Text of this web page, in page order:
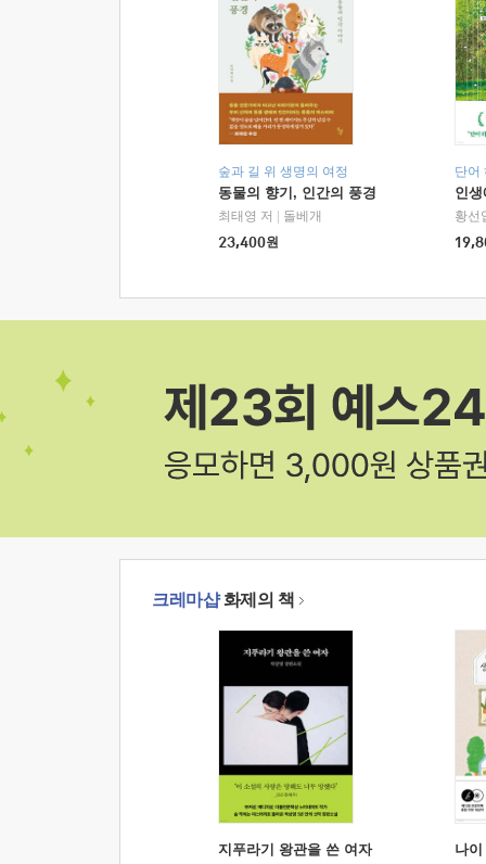
숲과 길 위 생명의 여정
동물의 향기, 인간의 풍경
최태영 저
돌베개
23,400원
단어
인
황선
크레마샵화제의 책
지푸라기 왕관을 쓴 여자 나